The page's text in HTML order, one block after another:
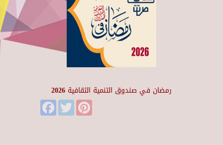
رمضان في صندوق التنمية الثقافية 2026
FacebookTwitter